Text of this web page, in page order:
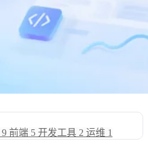
9 前端 5 开发工具 2 运维 1